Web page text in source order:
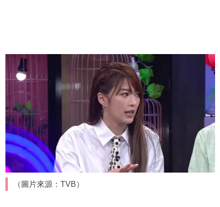
（圖片來源：TVB）